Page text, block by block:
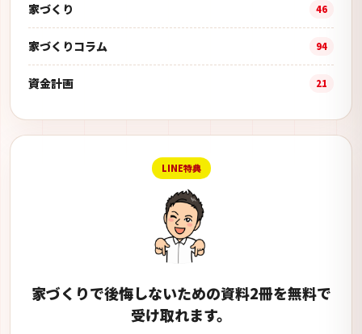
家づくり 46
家づくりコラム 94
資金計画 21
LINE特典
家づくりで後悔しないための資料2冊を無料で
受け取れます。